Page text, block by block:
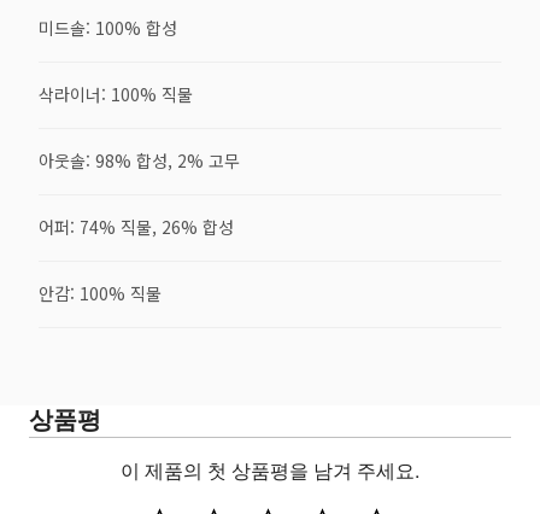
미드솔: 100% 합성
삭라이너: 100% 직물
아웃솔: 98% 합성, 2% 고무
어퍼: 74% 직물, 26% 합성
안감: 100% 직물
상품평
이 제품의 첫 상품평을 남겨 주세요.